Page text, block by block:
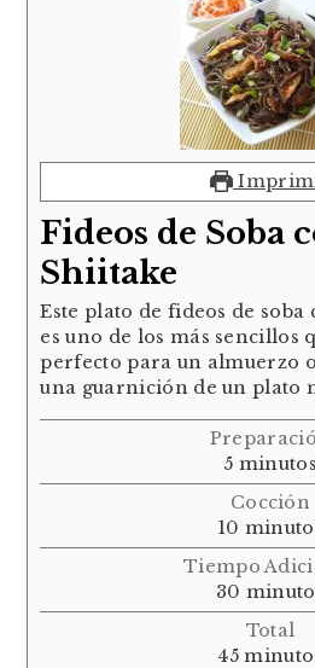
Fideos de Soba
Shiitake
Este plato de fideos de soba
es uno de los más sencillos
perfecto para un almuerzo
una guarnición de un plato
5minutos
minutos
Cocción
10
Tiempo
30
Total
45